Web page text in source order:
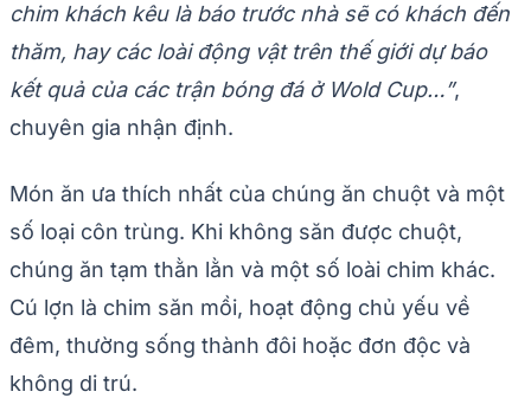
chim khách kêu là báo trước nhà sẽ có khách đến
thăm, hay các loài động vật trên thế giới dự báo
kết quả của các trận bóng đá ở Wold Cup…”,
chuyên gia nhận định.
Món ăn ưa thích nhất của chúng ăn chuột và một
số loại côn trùng. Khi không săn được chuột,
chúng ăn tạm thằn lằn và một số loài chim khác.
Cú lợn là chim săn mồi, hoạt động chủ yếu về
đêm, thường sống thành đôi hoặc đơn độc và
không di trú.